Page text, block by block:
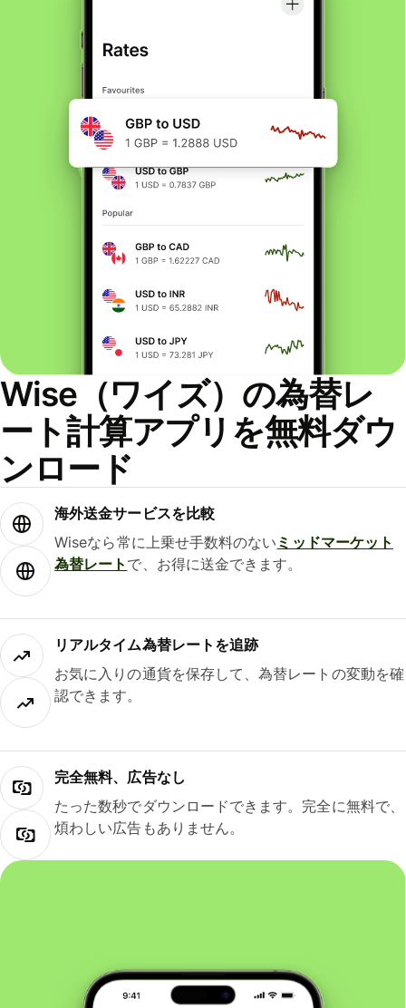
Wise（ワイズ）の為替レ
ート計算アプリを無料ダウ
ンロード
海外送金サービスを比較
Wiseなら常に上乗せ手数料のない ミッドマーケット
為替レート で、お得に送金できます。
リアルタイム為替レートを追跡
お気に入りの通貨を保存して、為替レートの変動を確
認できます。
完全無料、広告なし
たった数秒でダウンロードできます。完全に無料で、
煩わしい広告もありません。